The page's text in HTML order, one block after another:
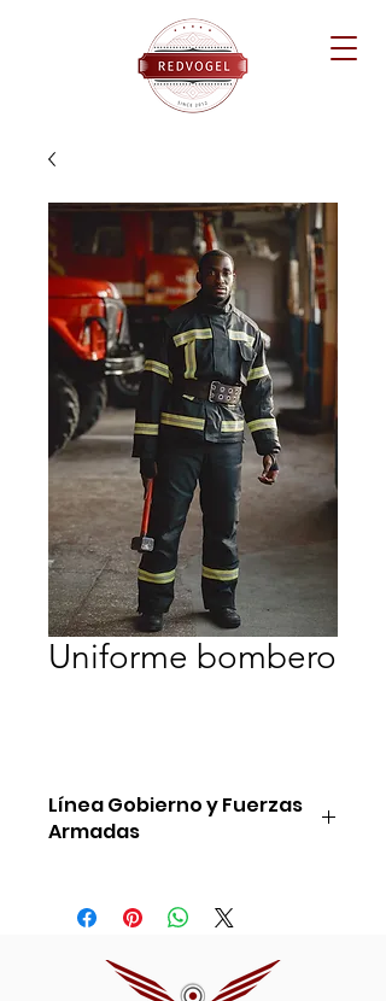
Uniforme bombero
Línea Gobierno y Fuerzas
Armadas